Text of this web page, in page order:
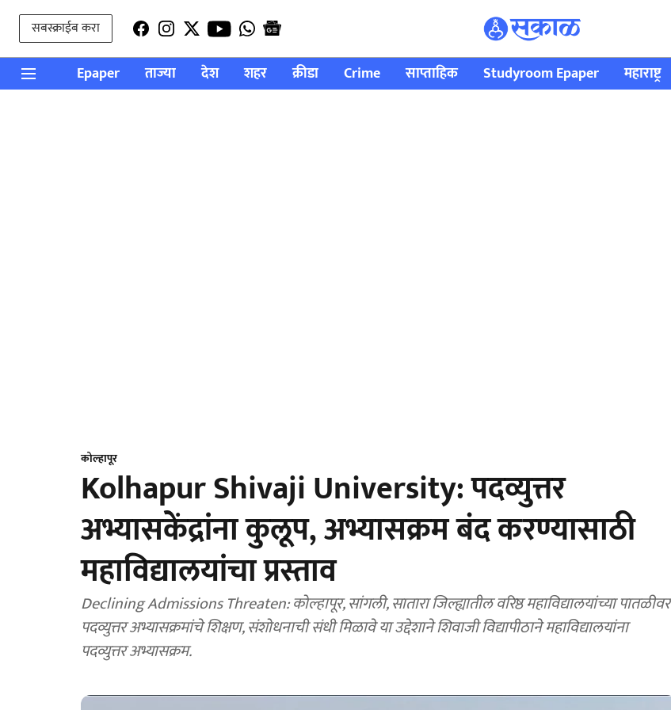
सबस्क्राईब करा
Epaper ताज्या देश शहर क्रीडा Crime साप्ताहिक Studyroom Epaper महाराष्ट्र
कोल्हापूर
Kolhapur Shivaji University: पदव्युत्तर
अभ्यासकेंद्रांना कुलूप, अभ्यासक्रम बंद करण्यासाठी
महाविद्यालयांचा प्रस्ताव
Declining Admissions Threaten: कोल्हापूर, सांगली, सातारा जिल्ह्यातील वरिष्ठ महाविद्यालयांच्या पातळीवर
पदव्युत्तर अभ्यासक्रमांचे शिक्षण, संशोधनाची संधी मिळावे या उद्देशाने शिवाजी विद्यापीठाने महाविद्यालयांना
पदव्युत्तर अभ्यासक्रम.